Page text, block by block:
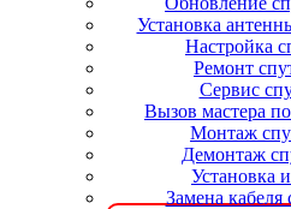
Установка
Настройка
Ремонт
Сервис
Вызов мастера
Монтаж
Демонтаж
Установка
Замена